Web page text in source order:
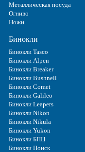
Металлическая посуда
Огниво
Ножи
Бинокли
Бинокли Tasco
Бинокли Alpen
Бинокли Breaker
Бинокли Bushnell
Бинокли Comet
Бинокли Galileo
Бинокли Leapers
Бинокли Nikon
Бинокли Nikula
Бинокли Yukon
Бинокли БПЦ
Бинокли Поиск